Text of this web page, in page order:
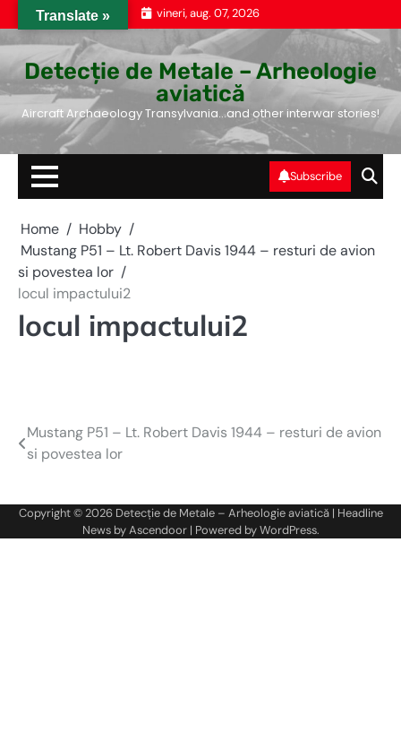
to
vineri, aug. 07, 2026
Detecție de Metale – Arheologie
aviatică
Aircraft Archaeology Transylvania…and other interwar stories!
Subscribe
Home
Hobby
Mustang P51 – Lt. Robert Davis 1944 – resturi de avion
si povestea lor
locul impactului2
locul impactului2
Navigare
articole
Mustang P51 – Lt. Robert Davis 1944 – resturi de avion
si povestea lor
Copyright © 2026 Detecție de Metale – Arheologie aviatică| Headline
News byAscendoor| Powered byWordPress.
Translate »